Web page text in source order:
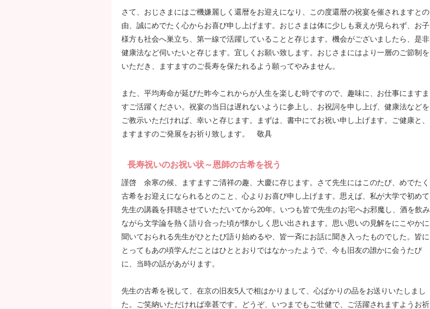
さて、おじさまにはご機嫌麗しく還暦をお迎えになり、この度還暦の祝宴を催されますとの
由、誠にめでたく心からお喜び申し上げます。おじさまは体に少しも衰えが見られず、お子
様方も社会へ巣立ち、第一線で活躍していることと存じます。機会がございましたら、是非
健康法など伺いたいと存じます。宜しくお願い致します。おじさまにはより一層のご節制を
いただき、ますますのご長寿を保たれるよう願ってやみません。
また、平均寿命が延びた昨今これからが人生を楽しむ時ですので、趣味に、お仕事にますま
すご活躍ください。祝宴の当日は遅れないように参上し、お祝詞を申し上げ、健康法などを
ご教示いただければ、幸いと存じます。まずは、書中にてお祝い申し上げます。ご健康と、
ますますのご発展をお祈り致します。 敬具
長寿祝いのお祝い状～恩師の古希を祝う
謹啓 余寒の候、ますますご清祥の趣、大慶に存じます。さて先生にはこのたび、めでたく
古希をお迎えになられるとのこと、心よりお喜び申し上げます。思えば、私が大学で初めて
先生の講義を拝聴させていただいてから20年。いつも皆で先生のお宅へお邪魔し、酒を飲み
ながら文学論を熱く語り合った頃が懐かしく思い出されます。思い思いの見解をにこやかに
聞いておられる先生がひとたび語り始めるや、皆一斉にお話に聞き入ったものでした。皆に
とってもあの頃学んだことはひととおりではなかったようで、今も旧友の誰かに会うたび
に、当時の話があがります。
先生の古希を祝して、在京の旧友5人で相はかりまして、心ばかりの品をお送りいたしまし
た。ご笑納いただければ幸甚です。どうぞ、いつまでもご壮健で、ご活躍されますようお祈